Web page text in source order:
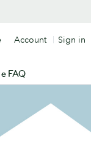
FAQ
Account Sign in